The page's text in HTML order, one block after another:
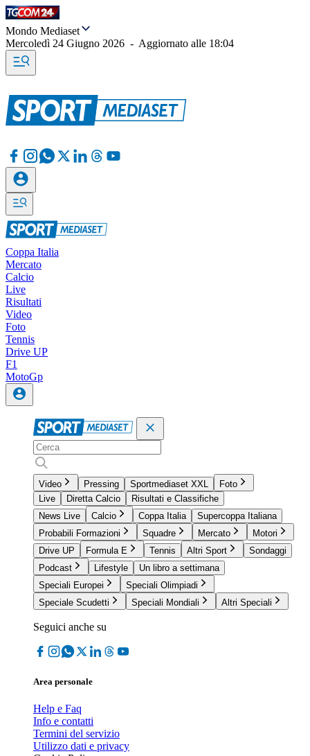
Mondo Mediaset
Mercoledì 24 Giugno 2026 - Aggiornato alle 18:04
Coppa Italia
Mercato
Calcio
Live
Risultati
Video
Foto
Tennis
Drive UP
F1
MotoGp
Video Pressing Sportmediaset XXL
Foto
Live
Diretta Calcio
Risultati e Classifiche
News Live
Calcio Coppa Italia
Supercoppa Italiana
Probabili Formazioni
Squadre Mercato
Motori
Drive UP
Formula E Tennis Altri Sport
Sondaggi
Podcast
Lifestyle
Un libro a settimana
Speciali Europei
Speciali Olimpiadi
Speciale Scudetti
Speciali Mondiali Altri Speciali
Seguici anche su
Area personale
Help e Faq
Info e contatti
Termini del servizio
Utilizzo dati e privacy